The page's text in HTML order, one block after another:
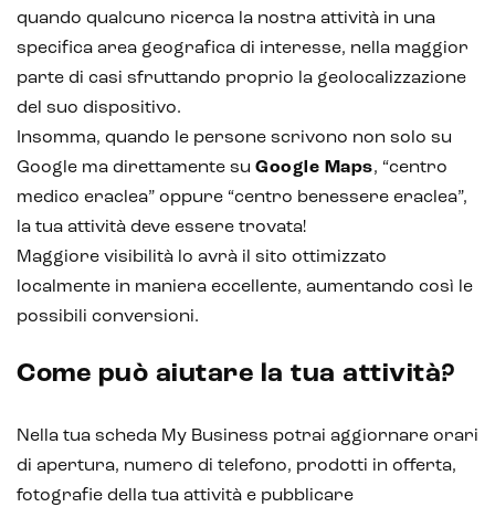
Intelligenza Artificiale e AR VR -
Metaverso
Blockchain
Analisi predittiva
Realtà Aumentata
Realtà Virtuale
Metaverso
quando qualcuno ricerca la nostra attività in una
specifica area geografica di interesse, nella maggior
parte di casi sfruttando proprio la geolocalizzazione
del suo dispositivo.
Insomma, quando le persone scrivono non solo su
Google ma direttamente su Google Maps, “centro
medico eraclea” oppure “centro benessere eraclea”,
la tua attività deve essere trovata!
Maggiore visibilità lo avrà il sito ottimizzato
localmente in maniera eccellente, aumentando così le
possibili conversioni.
Come può aiutare la tua attività?
Nella tua scheda My Business potrai aggiornare orari
di apertura, numero di telefono, prodotti in offerta,
fotografie della tua attività e pubblicare